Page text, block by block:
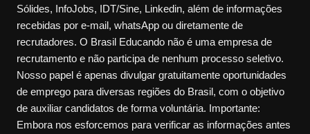
Sólides, InfoJobs, IDT/Sine, Linkedin, além de informações
recebidas por e-mail, whatsApp ou diretamente de
recrutadores. O Brasil Educando não é uma empresa de
recrutamento e não participa de nenhum processo seletivo.
Nosso papel é apenas divulgar gratuitamente oportunidades
de emprego para diversas regiões do Brasil, com o objetivo
de auxiliar candidatos de forma voluntária. Importante:
Embora nos esforcemos para verificar as informações antes